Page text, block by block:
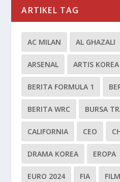
ARTIKEL TAG
AC MILAN AL GHAZALI
ARSENAL ARTIS KOREA
BERITA FORMULA 1
BERITA WRC BURSA
CALIFORNIA CEO
DRAMA KOREA EROPA
EURO 2024 FIA